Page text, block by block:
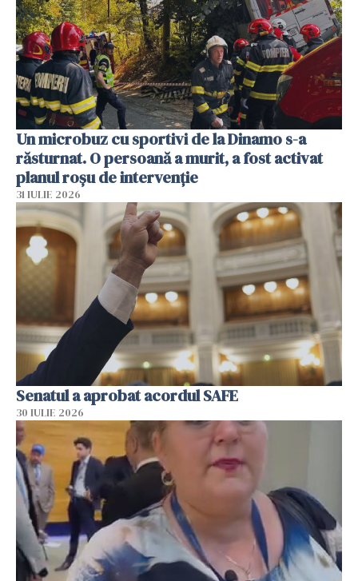
Un microbuz cu sportivi de la Dinamo s-a
răsturnat. O persoană a murit, a fost activat
planul roșu de intervenție
31 IULIE 2026
Senatul a aprobat acordul SAFE
30 IULIE 2026